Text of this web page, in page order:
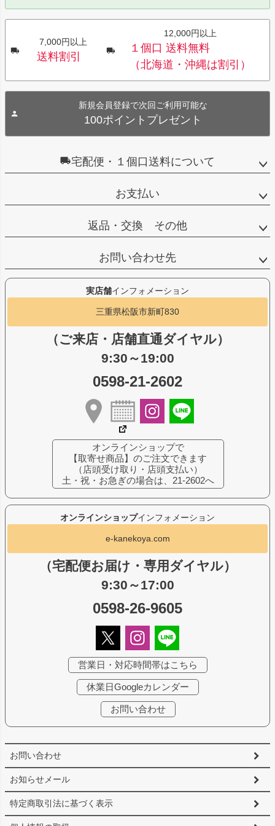
7,000円以上
送料割引
12,000円以上
１個口 送料無料
（北海道・沖縄は割引）
新規会員登録で次回ご利用可能な
100ポイントプレゼント
宅配便・１個口送料について
お支払い
返品・交換 その他
お問い合わせ先
お問い合わせ
お知らせメール
特定商取引法に基づく表示
オンラインショップインフォメーション
e-kanekoya.com
（宅配便お届け・専用ダイヤル）
9:30～17:00
0598-26-9605
営業日・対応時間帯はこちら
休業日Googleカレンダー
お問い合わせ
実店舗インフォメーション
三重県松阪市新町830
（ご来店・店舗直通ダイヤル）
9:30～19:00
0598-21-2602
オンラインショップで
【取寄せ商品】のご注文できます
（店頭受け取り・店頭支払い）
土・祝・お急ぎの場合は、21-2602へ